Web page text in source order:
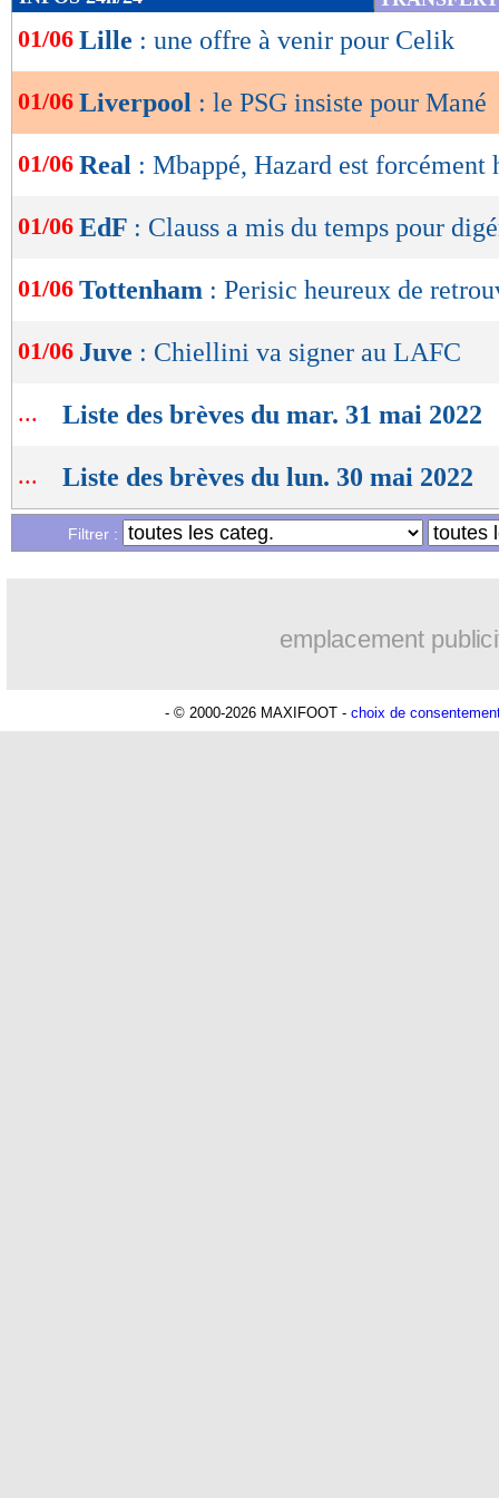
de
lecture
OK
01/06 Lille : une offre à venir pour Celik
01/06 Liverpool : le PSG insiste pour Mané
01/06 Real : Mbappé, Hazard est forcément
01/06 EdF : Clauss a mis du temps pour
01/06 Tottenham : Perisic heureux de
01/06 Juve : Chiellini va signer au LAFC
... Liste des brèves du mar. 31 mai 2022
... Liste des brèves du lun. 30 mai 2022
Filtrer :
emplacement
- © 2000-2026 MAXIFOOT - choix de